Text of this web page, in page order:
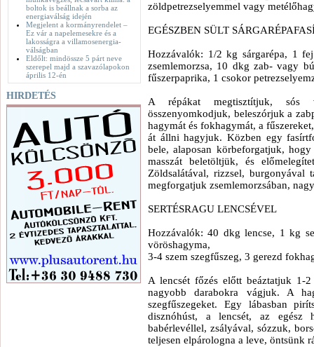
boltok is beállnak a sorba az
energiaválság idején
Megjelent a kormányrendelet –
Ez vár a napelemesekre és a
lakosságra a villamosenergia-
válságban
Eldőlt: mindössze 5 párt neve
szerepel majd a szavazólapokon
április 12-én
HIRDETÉS
zöldpetrezselyemmel vagy
EGÉSZBEN SÜLT
Hozzávalók: 1/2 kg sárgarépa, 1
zsemlemorzsa, 10 dkg zab- vagy
fűszerpaprika, 1 csokor
A répákat megtisztítjuk, sós
összenyomkodjuk, beleszórjuk a
hagymát és fokhagymát, a
át állni hagyjuk. Közben egy
bele, alaposan körbeforgatjuk,
masszát beletöltjük, és
Zöldsalátával, rizzsel,
megforgatjuk zsemlemorzsában,
SERTÉSRAGU LENCSÉVEL
Hozzávalók: 40 dkg lencse, 1 kg
vöröshagyma,
3-4 szem szegfűszeg, 3 gerezd
A lencsét főzés előtt beáztatjuk 1-
nagyobb darabokra vágjuk. A
szegfűszegeket. Egy lábasban
disznóhúst, a lencsét, az egész
babérlevéllel, zsályával, sózzuk,
teljesen elpárologna a leve, öntsünk